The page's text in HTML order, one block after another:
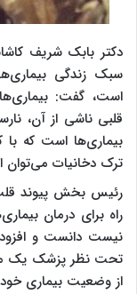
دکتر بابک شریف
سبک زندگی
است، گفت:
قلبی ناشی از آن،
بیماری‌ها است که
ترک دخانیات می‌توان
رئیس بخش پیوند قلب
راه برای درمان
نیست دانست و افزود:
تحت نظر پزشک یک
از وضعیت بیماری